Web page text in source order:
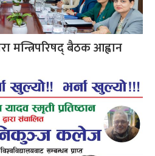
मन्त्रिपरिषद् बैठक आह्वान